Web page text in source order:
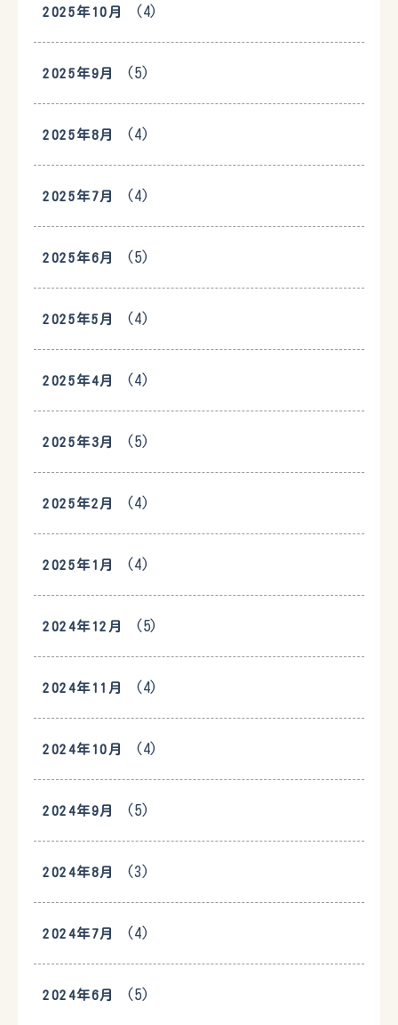
2025年10月 (4)
2025年9月 (5)
2025年8月 (4)
2025年7月 (4)
2025年6月 (5)
2025年5月 (4)
2025年4月 (4)
2025年3月 (5)
2025年2月 (4)
2025年1月 (4)
2024年12月 (5)
2024年11月 (4)
2024年10月 (4)
2024年9月 (5)
2024年8月 (3)
2024年7月 (4)
2024年6月 (5)